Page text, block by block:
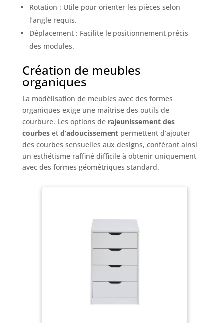
Rotation : Utile pour orienter les pièces selon
l’angle requis.
Déplacement : Facilite le positionnement précis
des modules.
Création de meubles
organiques
La modélisation de meubles avec des formes
organiques exige une maîtrise des outils de
courbure. Les options de rajeunissement des
courbeset d’adoucissementpermettent d’ajouter
des courbes sensuelles aux designs, conférant ainsi
un esthétisme raffiné difficile à obtenir uniquement
avec des formes géométriques standard.